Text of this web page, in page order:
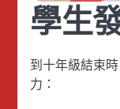
學生
到十年級結束
力：